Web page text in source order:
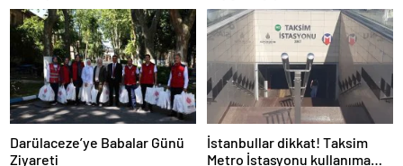
Darülaceze’ye Babalar Günü
Ziyareti
İstanbullar dikkat! Taksim
Metro İstasyonu kullanıma